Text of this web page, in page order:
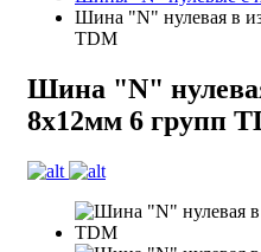
Шина "N" нулевая в
TDM
Шина "N"
8х12мм 6 групп